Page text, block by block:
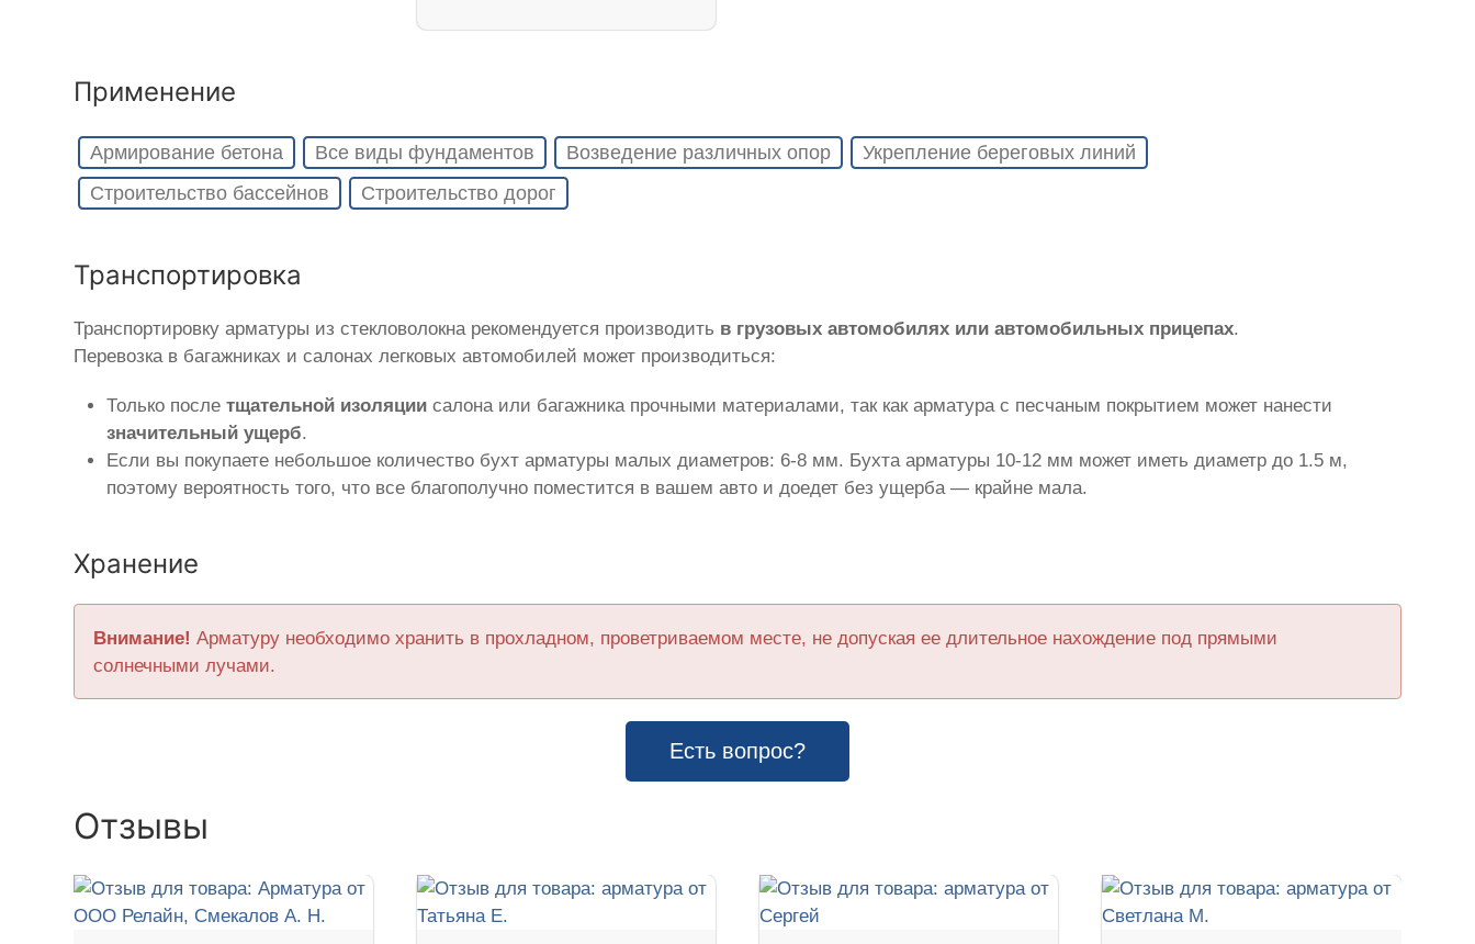
Применение
Армирование бетона Все виды фундаментов Возведение различных опор
Укрепление береговых линий
Строительство бассейнов
Строительство дорог
Транспортировка
Транспортировку арматуры из стекловолокна рекомендуется производить в грузовых автомобилях или автомобильных прицепах.
Перевозка в багажниках и салонах легковых автомобилей может производиться:
Только послетщательной изоляции салона или багажника прочными материалами, так как арматура с песчаным покрытием может нанести
значительный ущерб.
Если вы покупаете небольшое количество бухт арматуры малых диаметров: 6-8 мм. Бухта арматуры 10-12 мм может иметь диаметр до 1.5 м,
поэтому вероятность того, что все благополучно поместится в вашем авто и доедет без ущерба — крайне мала.
Хранение
Внимание! Арматуру необходимо хранить в прохладном, проветриваемом месте, не допуская ее длительное нахождение под прямыми
солнечными лучами.
Есть вопрос?
Отзывы